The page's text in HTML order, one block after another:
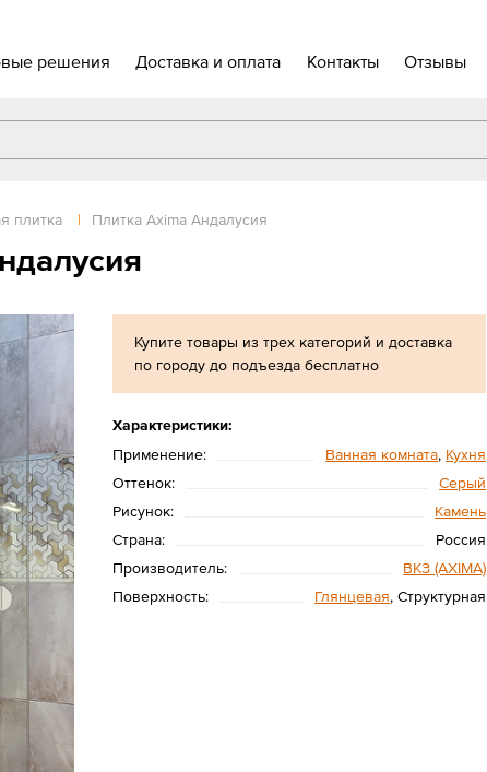
решения Доставка и оплата Контакты Отзывы
плитка | Плитка Axima Андалусия
Купите товары из трех категорий и доставка
по городу до подъезда бесплатно
Характеристики:
Применение:
Ванная комната, Кухня
Оттенок:
Серый
Рисунок:
Камень
Страна:
Россия
Производитель:
ВКЗ (AXIMA)
Поверхность:
Глянцевая, Структурная